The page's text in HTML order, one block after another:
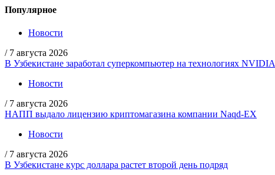
Популярное
Новости
/ 7 августа 2026
В Узбекистане заработал суперкомпьютер на технологиях NVIDIA
Новости
/ 7 августа 2026
НАПП выдало лицензию криптомагазина компании Naqd-EX
Новости
/ 7 августа 2026
В Узбекистане курс доллара растет второй день подряд